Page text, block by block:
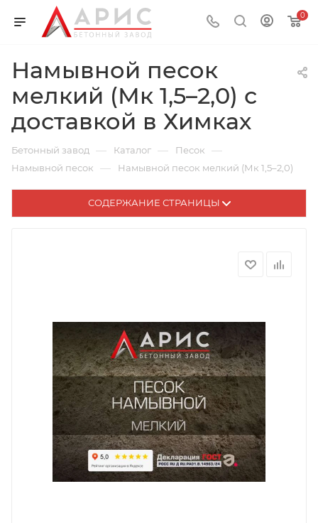
0
Намывной песок
мелкий (Мк 1,5–2,0) с
доставкой в Химках
Бетонный завод — Каталог — Песок —
Намывной песок — Намывной песок мелкий (Мк 1,5–2,0)
СОДЕРЖАНИЕ СТРАНИЦЫ